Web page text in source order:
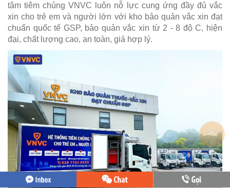
tâm tiêm chủng VNVC luôn nỗ lực cung ứng đầy đủ vắc
xin cho trẻ em và người lớn với kho bảo quản vắc xin đạt
chuẩn quốc tế GSP, bảo quản vắc xin từ 2 - 8 độ C, hiện
đại, chất lượng cao, an toàn, giá hợp lý.